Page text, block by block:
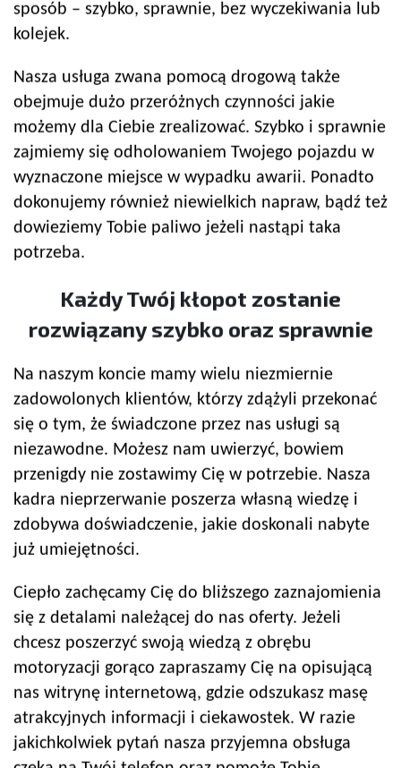
sposób – szybko, sprawnie, bez wyczekiwania lub
kolejek.
Nasza usługa zwana pomocą drogową także
obejmuje dużo przeróżnych czynności jakie
możemy dla Ciebie zrealizować. Szybko i sprawnie
zajmiemy się odholowaniem Twojego pojazdu w
wyznaczone miejsce w wypadku awarii. Ponadto
dokonujemy również niewielkich napraw, bądź też
dowieziemy Tobie paliwo jeżeli nastąpi taka
potrzeba.
Każdy Twój kłopot zostanie
rozwiązany szybko oraz sprawnie
Na naszym koncie mamy wielu niezmiernie
zadowolonych klientów, którzy zdążyli przekonać
się o tym, że świadczone przez nas usługi są
niezawodne. Możesz nam uwierzyć, bowiem
przenigdy nie zostawimy Cię w potrzebie. Nasza
kadra nieprzerwanie poszerza własną wiedzę i
zdobywa doświadczenie, jakie doskonali nabyte
już umiejętności.
Ciepło zachęcamy Cię do bliższego zaznajomienia
się z detalami należącej do nas oferty. Jeżeli
chcesz poszerzyć swoją wiedzą z obrębu
motoryzacji gorąco zapraszamy Cię na opisującą
nas witrynę internetową, gdzie odszukasz masę
atrakcyjnych informacji i ciekawostek. W razie
jakichkolwiek pytań nasza przyjemna obsługa